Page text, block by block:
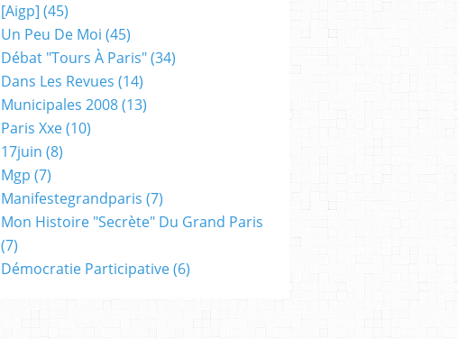
[aigp] (45)
Un Peu De Moi (45)
Débat "tours À Paris"(34)
Dans Les Revues (14)
Municipales 2008(13)
Paris Xxe(10)
17juin (8)
Mgp (7)
Manifestegrandparis (7)
Mon Histoire "secrète" Du Grand Paris
(7)
Démocratie Participative(6)